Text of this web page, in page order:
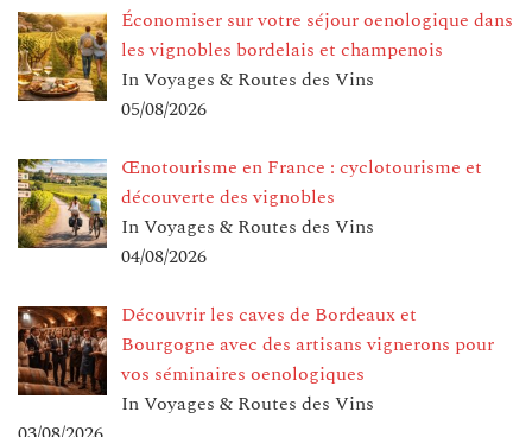
Économiser sur votre séjour oenologique dans
les vignobles bordelais et champenois
In Voyages & Routes des Vins
05/08/2026
Œnotourisme en France : cyclotourisme et
découverte des vignobles
In Voyages & Routes des Vins
04/08/2026
Découvrir les caves de Bordeaux et
Bourgogne avec des artisans vignerons pour
vos séminaires oenologiques
In Voyages & Routes des Vins